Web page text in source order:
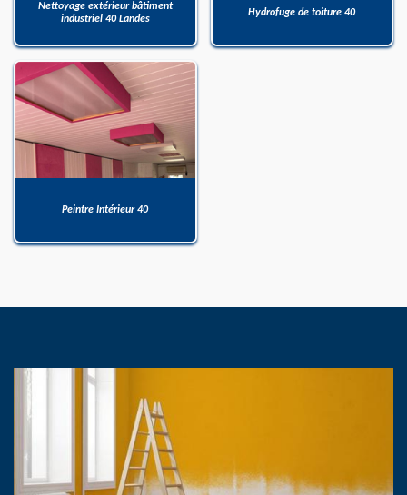
Nettoyage extérieur bâtiment
industriel 40 Landes
Hydrofuge de toiture 40
Peintre Intérieur 40